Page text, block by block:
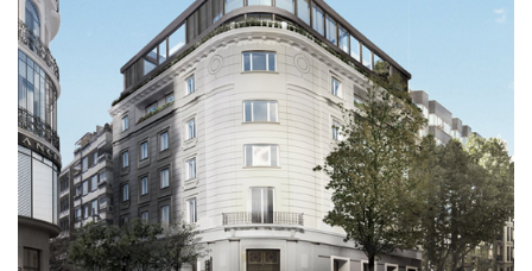
CRECIMIENTO
DEL
18,7%
EN
VOLUMEN
DE
NEGOCIO
HASTA
ALCANZAR
LOS
54,5
MILLONES